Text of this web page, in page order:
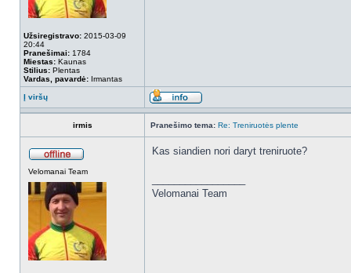
Užsiregistravo: 2015-03-09
20:44
Pranešimai: 1784
Miestas: Kaunas
Stilius: Plentas
Vardas, pavardė: Irmantas
Į viršų
irmis Pranešimo tema: Re: Treniruotės plente
Velomanai Team
Kas siandien nori daryt treniruote?
Velomanai Team